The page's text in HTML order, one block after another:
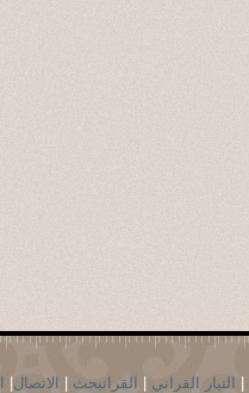
التيار القراني القرانبحث الاتصال